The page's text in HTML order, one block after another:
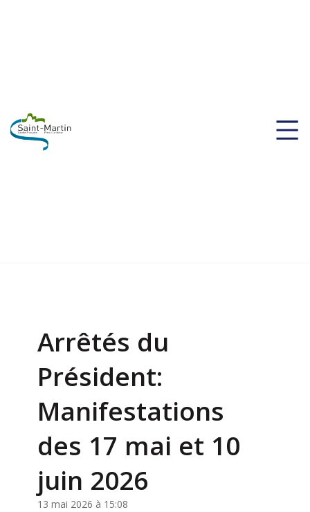
Arrêtés du
Président:
Manifestations
des 17 mai et 10
juin 2026
13 mai 2026 à 15:08